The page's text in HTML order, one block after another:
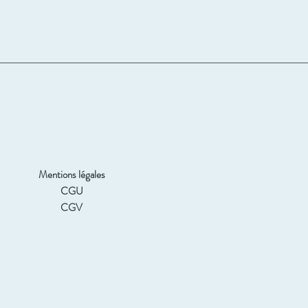
Mentions légales
CGU
CGV